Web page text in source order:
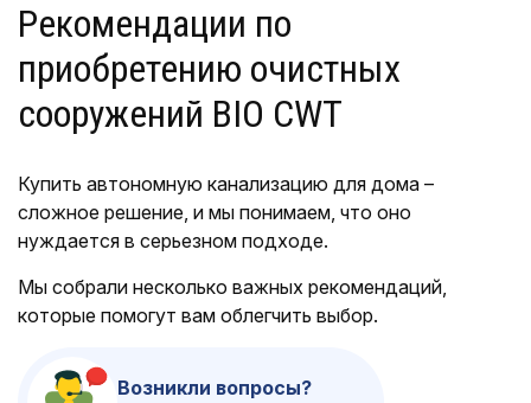
Рекомендации по
приобретению очистных
сооружений BIO CWT
Купить автономную канализацию для дома –
сложное решение, и мы понимаем, что оно
нуждается в серьезном подходе.
Мы собрали несколько важных рекомендаций,
которые помогут вам облегчить выбор.
Возникли вопросы?